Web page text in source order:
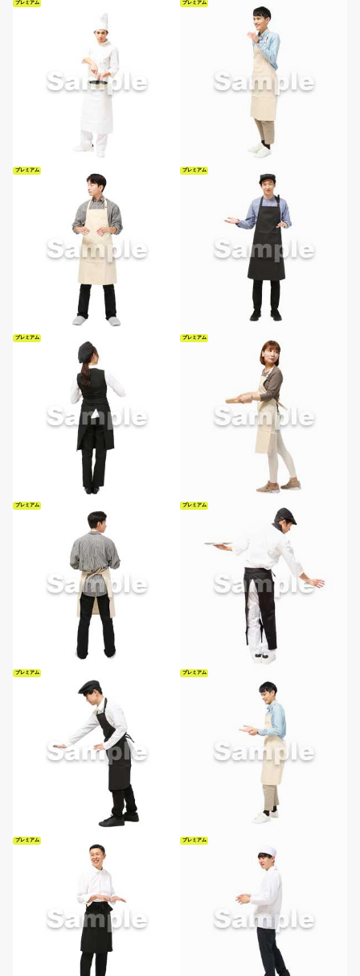
プレミアム プレミアム
プレミアム プレミアム
プレミアム プレミアム
プレミアム プレミアム
プレミアム プレミアム
プレミアム プレミアム